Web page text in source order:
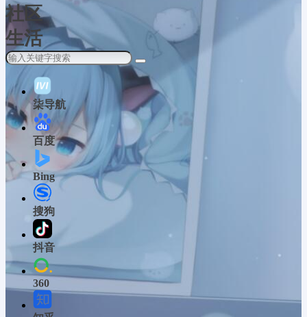
社区
生活
柒导航
百度
Bing
搜狗
抖音
360